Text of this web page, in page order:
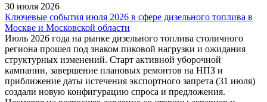
30 июля 2026
Ключевые события июля 2026 в сфере дизельного топлива в
Москве и Московской области
Июль 2026 года на рынке дизельного топлива столичного
региона прошел под знаком пиковой нагрузки и ожидания
структурных изменений. Старт активной уборочной
кампании, завершение плановых ремонтов на НПЗ и
приближение даты истечения экспортного запрета (31 июля)
создали новую конфигурацию спроса и предложения.